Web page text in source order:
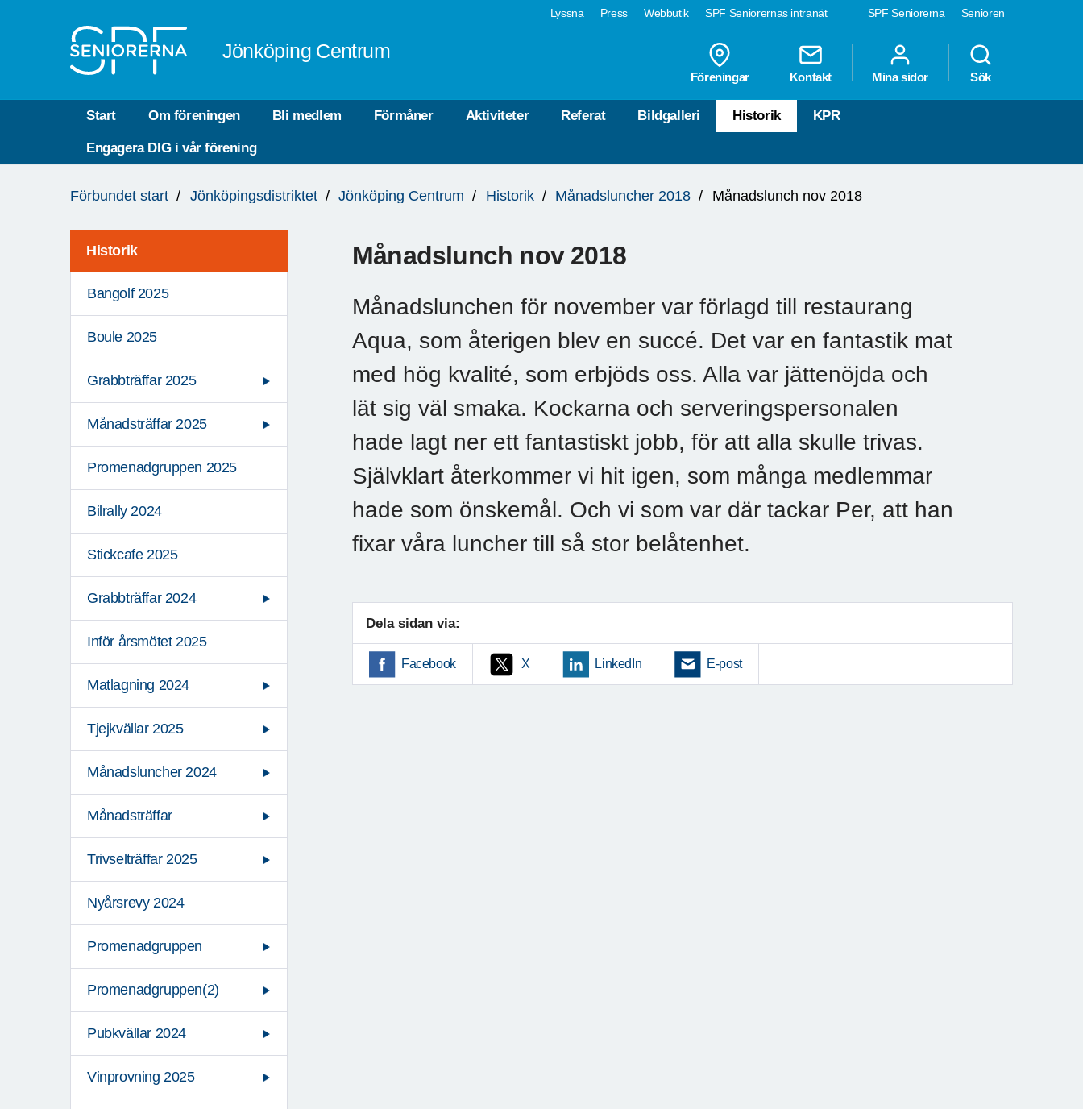
SPF Seniorerna Senioren
Lyssna Press Webbutik SPF Seniorernas intranät
Jönköping Centrum
Föreningar Kontakt Mina sidor Sök
Start Om föreningen Bli medlem Förmåner Aktiviteter Referat Bildgalleri Historik KPR
Engagera DIG i vår förening
är
Förbundet start Jönköpingsdistriktet Jönköping Centrum Historik Månadsluncher 2018 Månadslunch nov 2018
Historik
Bangolf 2025
Boule 2025
Grabbträffar 2025
Månadsträffar 2025
Promenadgruppen 2025
Bilrally 2024
Stickcafe 2025
Grabbträffar 2024
Inför årsmötet 2025
Matlagning 2024
Tjejkvällar 2025
Månadsluncher 2024
Månadsträffar
Trivselträffar 2025
Nyårsrevy 2024
Promenadgruppen
Promenadgruppen(2)
Pubkvällar 2024
Vinprovning 2025
Månadslunch nov 2018
Månadslunchen för november var förlagd till restaurang
Aqua, som återigen blev en succé. Det var en fantastik mat
med hög kvalité, som erbjöds oss. Alla var jättenöjda och
lät sig väl smaka. Kockarna och serveringspersonalen
hade lagt ner ett fantastiskt jobb, för att alla skulle trivas.
Självklart återkommer vi hit igen, som många medlemmar
hade som önskemål. Och vi som var där tackar Per, att han
fixar våra luncher till så stor belåtenhet.
Dela sidan via:
Facebook X LinkedIn E-post